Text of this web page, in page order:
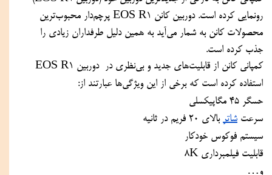
جذب کرده است.
استفاده کرده است که برخی از این ویژگی‌ها عبارتند از:
حسگر 45 مگاپیکسلی
سرعت شاتر بالای 20 فریم در ثانیه
سیستم فوکوس خودکار
قابلیت فیلمبرداری 8K
و…